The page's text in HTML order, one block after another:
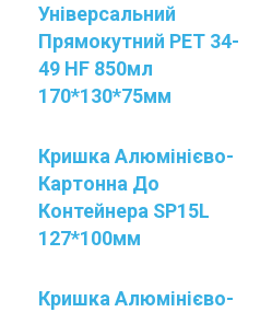
Універсальний
Прямокутний PET 34-
49 HF 850мл
170*130*75мм
Кришка Алюмінієво-
Картонна До
Контейнера SP15L
127*100мм
Кришка Алюмінієво-